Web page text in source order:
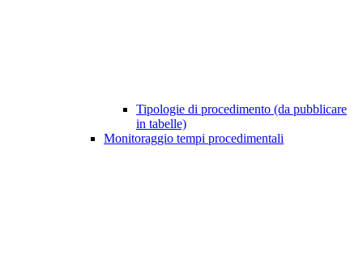
Tipologie di procedimento (da pubblicare
in tabelle)
Monitoraggio tempi procedimentali